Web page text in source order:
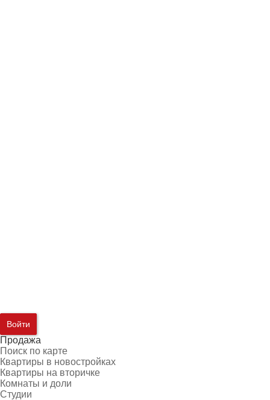
Войти
Продажа
Поиск по карте
Квартиры в новостройках
Квартиры на вторичке
Комнаты и доли
Студии